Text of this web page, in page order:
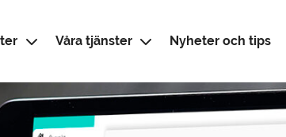
Våra tjänster Nyheter och tips